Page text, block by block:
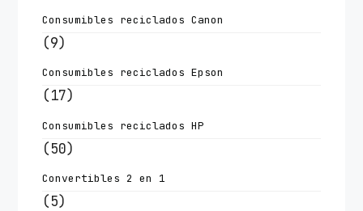
Consumibles reciclados Canon
(9)
Consumibles reciclados Epson
(17)
Consumibles reciclados HP
(50)
Convertibles 2 en 1
(5)